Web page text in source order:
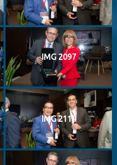
IMG 2097
IMG 2110